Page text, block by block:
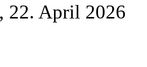
22. April 2026